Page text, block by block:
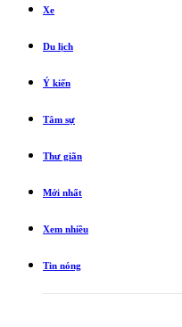
Xe
Du lịch
Ý kiến
Tâm sự
Thư giãn
Mới nhất
Xem nhiều
Tin nóng